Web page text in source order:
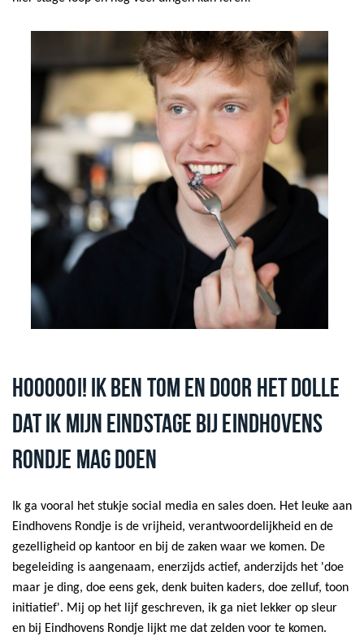
HOOOOOI! IK BEN TOM EN DOOR HET DOLLE
DAT IK MIJN EINDSTAGE BIJ EINDHOVENS
RONDJE MAG DOEN
Ik ga vooral het stukje social media en sales doen. Het leuke aan
Eindhovens Rondje is de vrijheid, verantwoordelijkheid en de
gezelligheid op kantoor en bij de zaken waar we komen. De
begeleiding is aangenaam, enerzijds actief, anderzijds het 'doe
maar je ding, doe eens gek, denk buiten kaders, doe zelluf, toon
initiatief'. Mij op het lijf geschreven, ik ga niet lekker op sleur
en bij Eindhovens Rondje lijkt me dat zelden voor te komen.